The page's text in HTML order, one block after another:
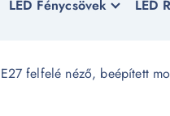
LED Fénycsövek LED
felfelé néző, beépített